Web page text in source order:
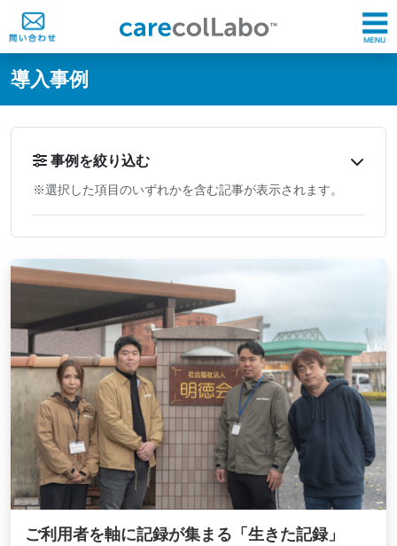
@ -0,0 +1,60 @@
導入事例
事例を絞り込む
※選択した項目のいずれかを含む記事が表示されます。
ご利用者を軸に記録が集まる「生きた記録」